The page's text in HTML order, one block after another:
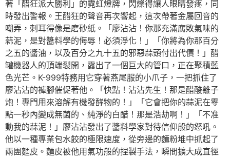
著「醋狂派大勝利」的霓虹燈牌，閃爍得讓人眼睛發疼，同
時發出警報。王醋狂的聲音再次響起，這次帶著金屬回音的
嘲弄，刺耳得像是磨砂紙。「廖沾沾！你那充滿腐敗氣味的
蒜泥，是對醬料學的侮辱！必須淨化！」「你將為你那百分
之五的醬油，以及百分之九十五的邪惡蒜頭付出代價！」醋
罐機器人的頂端裂開，露出了一個巨大的管口，正在聚積藍
色光芒。K-999特務用它穿著燕尾服的小爪子，一把抓住了
廖沾沾的褲腳催促著他。「快點！沾沾先生！那是醋酸離子
炮！專門用來溶解有機發酵物的！」「它會把你的蒜泥在零
點一秒內變成無菌的、純淨的白醋！那是浩劫啊！」「不准
動我的蒜泥！」廖沾沾發出了醬料學家對待信仰般的怒吼。
他以一種專業包水餃的極限速度，從旁邊的麵粉堆中抓起了
兩團麵皮。麵皮被他用氣功般的捏製手法，瞬間擴大成直徑